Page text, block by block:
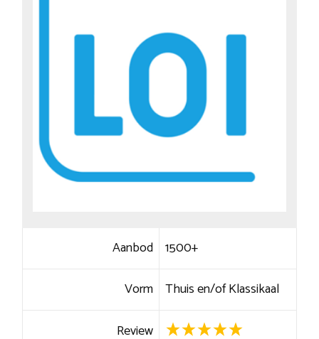
Aanbod 1500+
Vorm Thuis en/of Klassikaal
Review